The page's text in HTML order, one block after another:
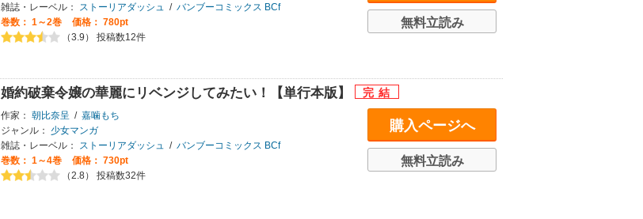
雑誌・レーベル：
ストーリアダッシュ / バンブーコミックス BCf
巻数： 1～2巻
価格： 780pt
（3.9） 投稿数12件
無料立読み
婚約破棄令嬢の華麗にリベンジしてみたい！【単行本版】
作家： 朝比奈呈 / 嘉噛もち
ジャンル：
少女マンガ
雑誌・レーベル：
ストーリアダッシュ / バンブーコミックス BCf
巻数： 1～4巻
価格： 730pt
（2.8） 投稿数32件
購入ページへ
無料立読み